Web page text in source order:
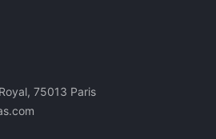
75013 Paris